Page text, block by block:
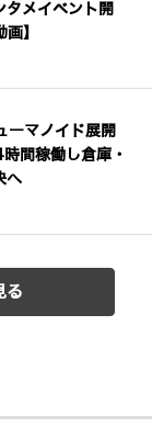
メイベント開
】
マノイド展開
間稼働し倉庫・
へ
る